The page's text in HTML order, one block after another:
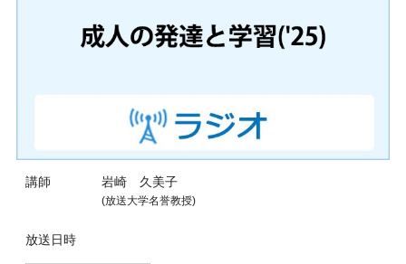
講師 岩崎 久美子
(放送大学名誉教授)
放送日時